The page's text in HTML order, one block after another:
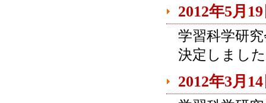
2012年5月
学習科学研
決定しまし
2012年3月